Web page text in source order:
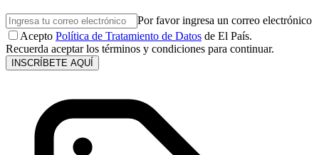
Por favor ingresa un correo electrónico
Acepto Política de Tratamiento de Datos de El País.
Recuerda aceptar los términos y condiciones para continuar.
INSCRÍBETE AQUÍ